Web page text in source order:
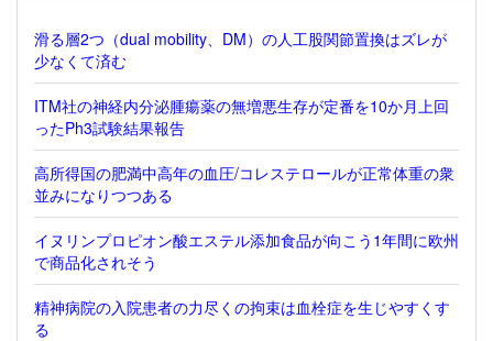
滑る層2つ（dual mobility、DM）の人工股関節置換はズレが
少なくて済む
ITM社の神経内分泌腫瘍薬の無増悪生存が定番を10か月上回
ったPh3試験結果報告
高所得国の肥満中高年の血圧/コレステロールが正常体重の衆
並みになりつつある
イヌリンプロピオン酸エステル添加食品が向こう1年間に欧州
で商品化されそう
精神病院の入院患者の力尽くの拘束は血栓症を生じやすくす
る